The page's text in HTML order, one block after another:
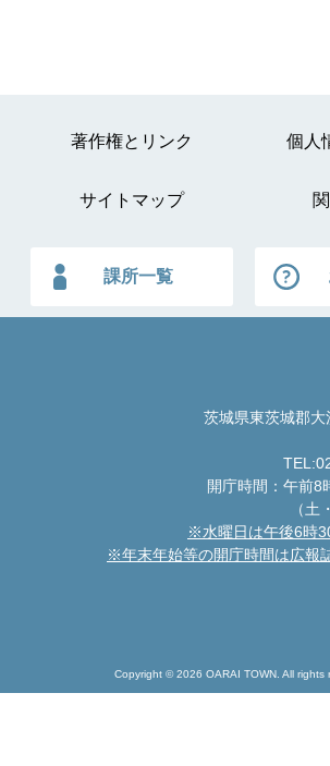
著作権とリンク 個人
サイトマップ
課所一覧
茨城県東茨城郡
開庁時間：午前8
（土
※水曜日は午後6時
※年末年始等の開庁時間は広報
Copyright © 2026 OARAI TOWN. All rights